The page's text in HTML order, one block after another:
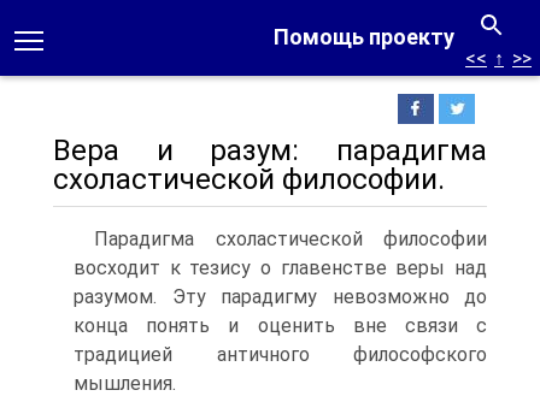
Помощь проекту
<< ↑ >>
Вера и разум: парадигма
схоластической философии.
Парадигма схоластической философии
восходит к тезису о главенстве веры над
разумом. Эту парадигму невозможно до
конца понять и оценить вне связи с
традицией античного фило­софского
мышления.